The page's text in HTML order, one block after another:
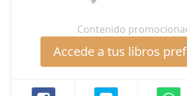
Contenido
Accede a tus libros